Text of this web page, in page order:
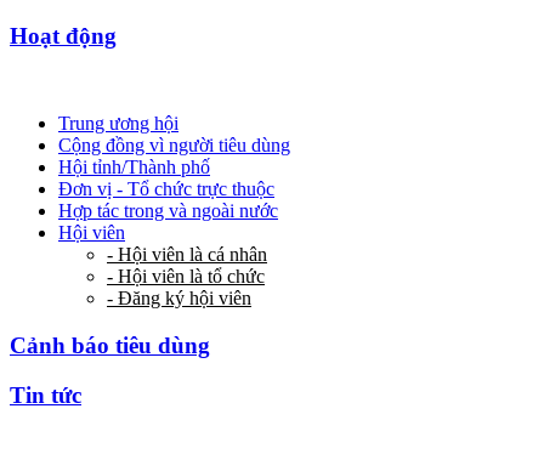
Hoạt động
Trung ương hội
Cộng đồng vì người tiêu dùng
Hội tỉnh/Thành phố
Đơn vị - Tổ chức trực thuộc
Hợp tác trong và ngoài nước
Hội viên
- Hội viên là cá nhân
- Hội viên là tổ chức
- Đăng ký hội viên
Cảnh báo tiêu dùng
Tin tức